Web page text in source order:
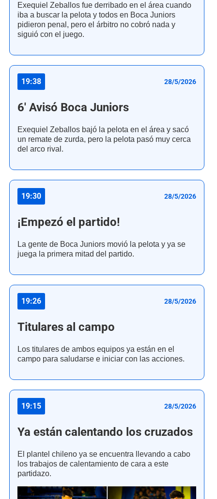
Exequiel Zeballos fue derribado en el área cuando
iba a buscar la pelota y todos en Boca Juniors
pidieron penal, pero el árbitro no cobró nada y
siguió con el juego.
19:38 28/5/2026
6' Avisó Boca Juniors
Exequiel Zeballos bajó la pelota en el área y sacó
un remate de zurda, pero la pelota pasó muy cerca
del arco rival.
19:30 28/5/2026
¡Empezó el partido!
La gente de Boca Juniors movió la pelota y ya se
juega la primera mitad del partido.
19:26 28/5/2026
Titulares al campo
Los titulares de ambos equipos ya están en el
campo para saludarse e iniciar con las acciones.
19:15 28/5/2026
Ya están calentando los cruzados
El plantel chileno ya se encuentra llevando a cabo
los trabajos de calentamiento de cara a este
partidazo.